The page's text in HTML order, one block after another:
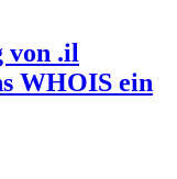
von .il
WHOIS ein